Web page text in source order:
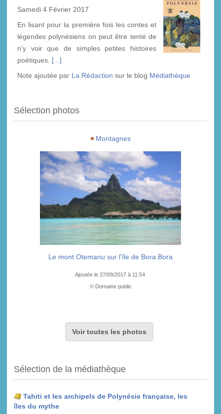
Samedi 4 Février 2017
En lisant pour la première fois les contes et
légendes polynésiens on peut être tenté de
n’y voir que de simples petites histoires
poétiques. [...]
Note ajoutée par La Rédaction sur le blog Médiathèque
Sélection photos
Montagnes
Le mont Otemanu sur l'île de Bora Bora
Ajoutée le 27/09/2017 à 11:54
© Domaine public
Voir toutes les photos
Sélection de la médiathèque
Tahiti et les archipels de Polynésie française, les
îles du mythe